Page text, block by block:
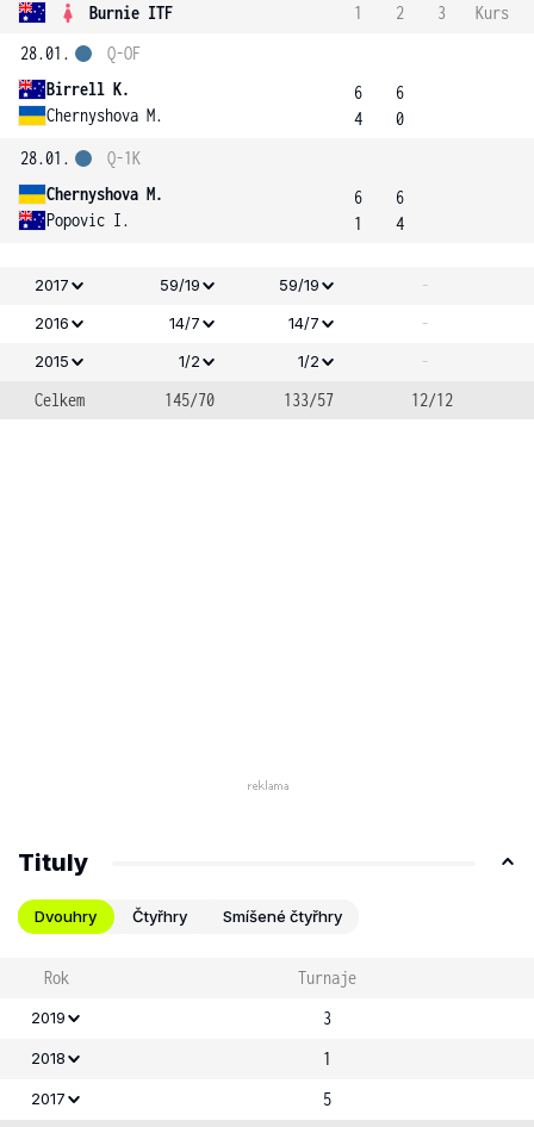
Burnie ITF 1 2 3
Kurs
28.01.
Birrell K.
Chernyshova M.
Q-OF
6
4
6
0
28.01.
Chernyshova M.
Popovic I.
Q-1K
6
1
6
4
2017 59/19 59/19 -
2016 14/7 14/7 -
2015 1/2 1/2
-
Celkem
145/70 133/57 12/12
Tituly
Dvouhry Čtyřhry Smíšené čtyřhry
Rok Turnaje
2019 3
2018 1
2017
5